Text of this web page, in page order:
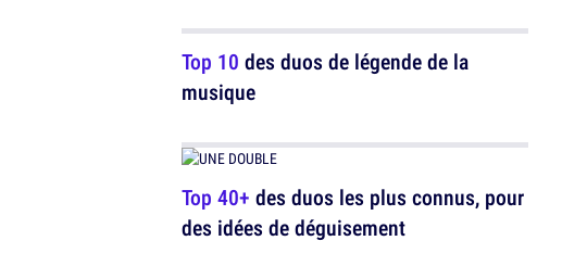
Top 10 des duos de légende de la
musique
Top 40+ des duos les plus connus, pour
des idées de déguisement